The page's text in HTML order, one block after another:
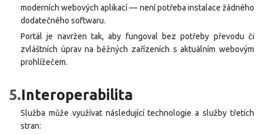
moderních webových aplikací — není potřeba instalace žádného
dodatečného softwaru.
Portál je navržen tak, aby fungoval bez potřeby převodu či
zvláštních úprav na běžných zařízeních s aktuálním webovým
prohlížečem.
5.Interoperabilita
Služba může využívat následující technologie a služby třetích
stran: